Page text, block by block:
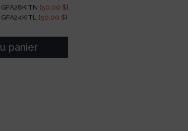
GFA28KITN (50,00 $)
GFA24KITL (50,00 $)
panier